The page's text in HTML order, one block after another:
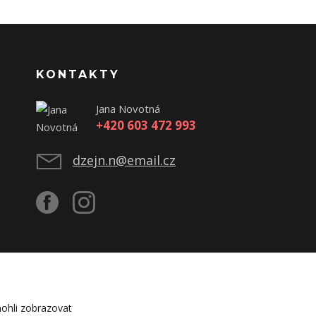
KONTAKTY
Jana Novotná
+420 603 472 993
dzejn.n@email.cz
zobrazovat